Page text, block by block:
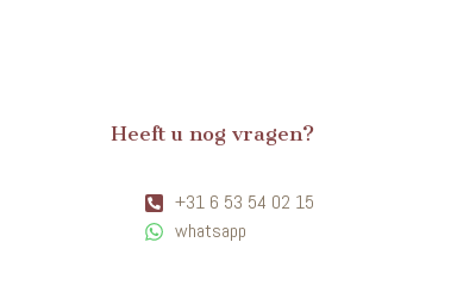
Heeft u nog vragen?
+31 6 53 54 02 15
whatsapp